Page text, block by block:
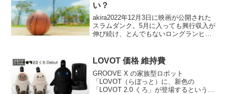
い？
akira2022年12月3日に映画が公開された
スラムダンク。5月に入っても興行収入が
伸び続け、とんでもないロングランヒッ
れてないみたいでした。しかも、単行本
全巻セット...
日記 LOVOT 価格 維持費
GROOVE X の家族型ロボット
「LOVOT（らぼっと）に、新色の
「LOVOT 2.0 くろ」が登場するというニ